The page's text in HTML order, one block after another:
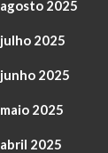
agosto 2025
julho 2025
junho 2025
maio 2025
abril 2025